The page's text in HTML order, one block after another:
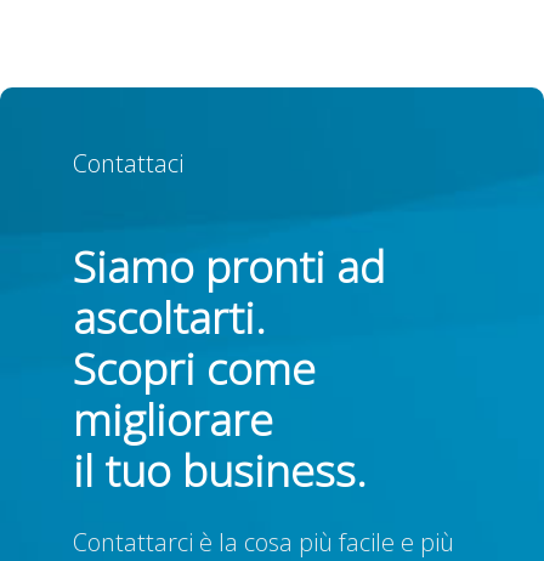
Contattaci
Siamo pronti ad
ascoltarti.
Scopri come
migliorare
il tuo business.
Contattarci è la cosa più facile e più